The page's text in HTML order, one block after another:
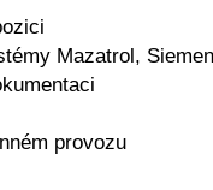
Mazatrol,
provozu